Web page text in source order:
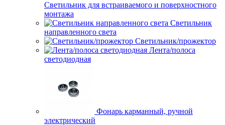
Светильник для встраиваемого и поверхностного
монтажа
Светильник
направленного света
Светильник/прожектор
Лента/полоса
светодиодная
Фонарь карманный, ручной
электрический